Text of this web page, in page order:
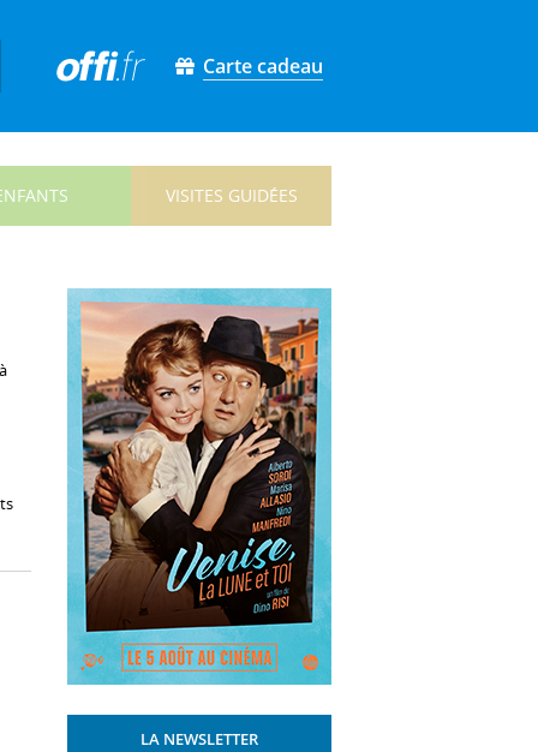
Carte cadeau
VISITES GUIDÉES
LA NEWSLETTER